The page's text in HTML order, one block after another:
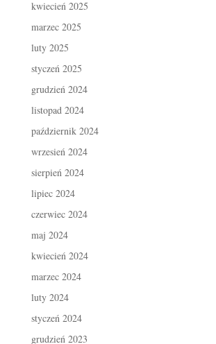
kwiecień 2025
marzec 2025
luty 2025
styczeń 2025
grudzień 2024
listopad 2024
październik 2024
wrzesień 2024
sierpień 2024
lipiec 2024
czerwiec 2024
maj 2024
kwiecień 2024
marzec 2024
luty 2024
styczeń 2024
grudzień 2023